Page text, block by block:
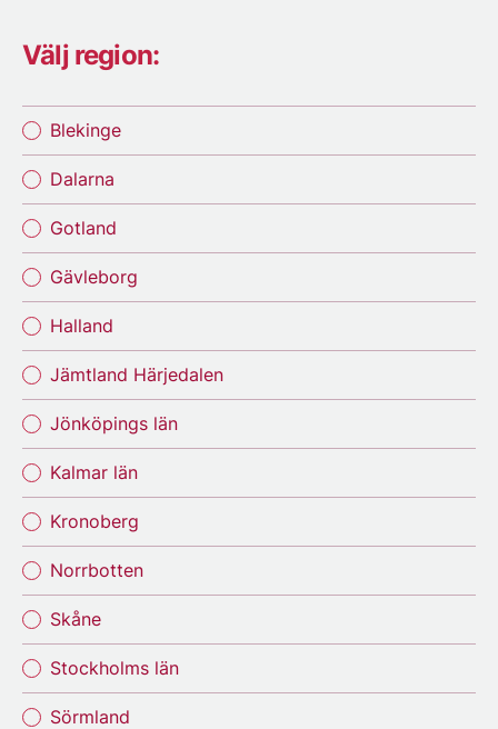
Välj region:
Blekinge
Dalarna
Gotland
Gävleborg
Halland
Jämtland Härjedalen
Jönköpings län
Kalmar län
Kronoberg
Norrbotten
Skåne
Stockholms län
Sörmland